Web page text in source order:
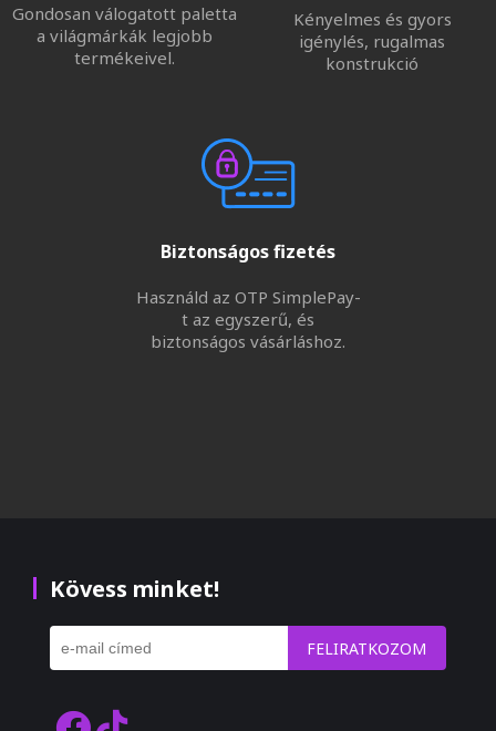
Gondosan válogatott paletta
a világmárkák legjobb
termékeivel.
Kényelmes és gyors
igénylés, rugalmas
konstrukció
Biztonságos fizetés
Használd az OTP SimplePay-
t az egyszerű, és
biztonságos vásárláshoz.
Kövess minket!
FELIRATKOZOM